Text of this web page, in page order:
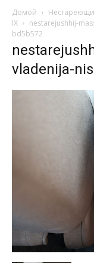
Домой
IX
nestarejushhij-
bd5b572
vladenija-